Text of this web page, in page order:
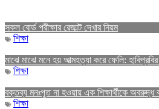
সকল বোর্ড পরীক্ষার রেজাল্ট দেখার নিয়ম
শিক্ষা
মাঝে মাঝে মনে হয় আত্মহত্যা করে ফেলি:
শিক্ষা
বক্তব্য মনঃপুত না হওয়ায় এক শিক্ষার্থীকে অবরুদ্ধ
শিক্ষা